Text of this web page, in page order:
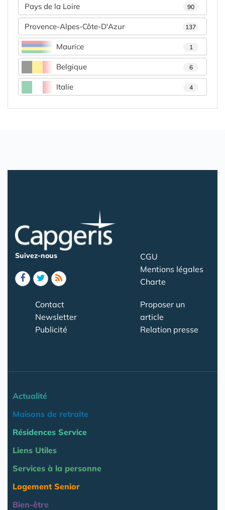
Pays de la Loire 90
Provence-Alpes-Côte-D'Azur 137
Maurice 1
Belgique 6
Italie 4
Suivez-nous
CGU
Mentions légales
Charte
Contact
Newsletter
Publicité
Proposer un
article
Relation presse
Actualité
Maisons de retraite
Résidences Service
Liens Utiles
Services à la personne
Logement Senior
Bien-être